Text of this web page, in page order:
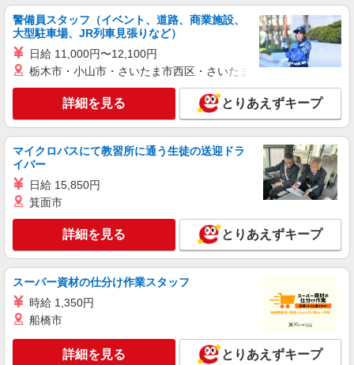
警備員スタッフ（イベント、道路、商業施設、
大型駐車場、JR列車見張りなど）
日給 11,000円〜12,100円
栃木市・小山市・さいたま市西区・さいたま市岩槻区・久喜市・
詳細を見る とりあえずキープ
マイクロバスにて教習所に通う生徒の送迎ドラ
イバー
日給 15,850円
箕面市
詳細を見る とりあえずキープ
スーパー資材の仕分け作業スタッフ
時給 1,350円
船橋市
詳細を見る とりあえずキープ